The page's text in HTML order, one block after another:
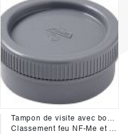
Tampon de visite avec bouchon MF diamétre 40mm
Classement feu NF-Me et NF E